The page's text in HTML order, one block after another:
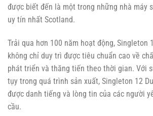
được biết đến là một trong những nhà máy
uy tín nhất Scotland.
Trải qua hơn 100 năm hoạt động, Singleton
không chỉ duy trì được tiêu chuẩn cao về
phát triển và thăng tiến theo thời gian. Với
tụy trong quá trình sản xuất, Singleton 12
được danh tiếng và lòng tin của các người
cầu.